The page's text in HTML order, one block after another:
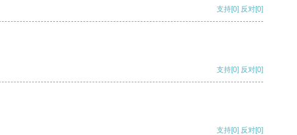
支持[0] 反对[0]
支持[0] 反对[0]
支持[0] 反对[0]